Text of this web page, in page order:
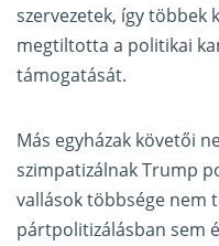
szervezetek, így többek
megtiltotta a politikai
támogatását.
Más egyházak követői
szimpatizálnak Trump
vallások többsége nem
pártpolitizálásban sem